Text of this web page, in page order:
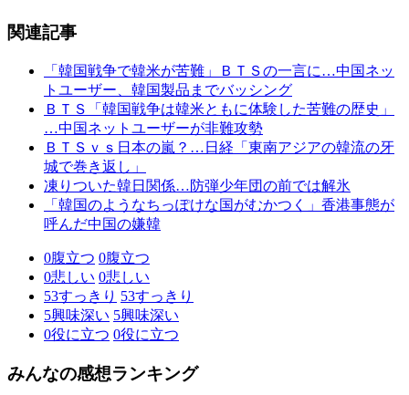
関連記事
「韓国戦争で韓米が苦難」ＢＴＳの一言に…中国ネッ
トユーザー、韓国製品までバッシング
ＢＴＳ「韓国戦争は韓米ともに体験した苦難の歴史」
…中国ネットユーザーが非難攻勢
ＢＴＳｖｓ日本の嵐？…日経「東南アジアの韓流の牙
城で巻き返し」
凍りついた韓日関係…防弾少年団の前では解氷
「韓国のようなちっぽけな国がむかつく」香港事態が
呼んだ中国の嫌韓
0腹立つ 0腹立つ
0悲しい 0悲しい
53すっきり 53すっきり
5興味深い 5興味深い
0役に立つ 0役に立つ
みんなの感想ランキング